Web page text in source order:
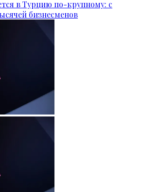
в Турцию по-крупному: с
бизнесменов